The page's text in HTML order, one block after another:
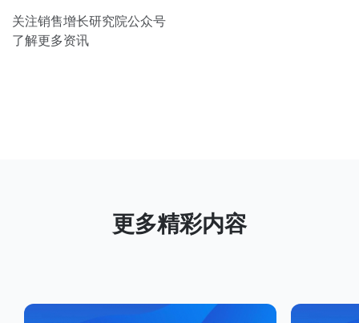
关注销售增长研究院公众号
了解更多资讯